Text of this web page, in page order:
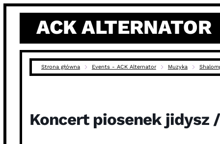
content
ACK ALTERNATOR
Strona główna Events - ACK Alternator Muzyka
Koncert piosenek jidysz